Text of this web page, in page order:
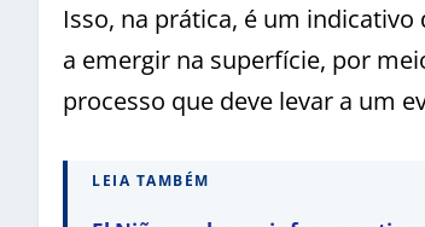
Isso, na prática, é um
a emergir na superfície, por
processo que deve levar a um
LEIA TAMBÉM